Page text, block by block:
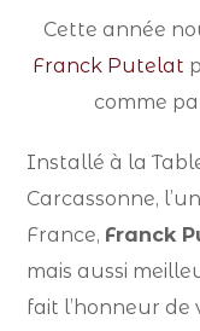
Cette année
Franck Putelat
comme
Installé à la
Carcassonne,
France, Franck
mais aussi
fait l’honneur de